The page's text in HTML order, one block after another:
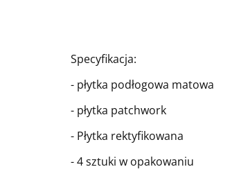
Specyfikacja:
- płytka podłogowa matowa
- płytka patchwork
- Płytka rektyfikowana
- 4 sztuki w opakowaniu